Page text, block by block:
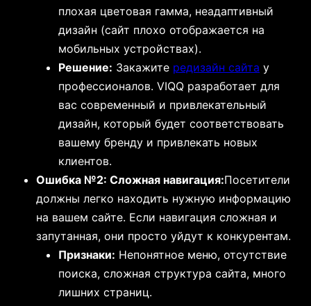
плохая цветовая гамма, неадаптивный
дизайн (сайт плохо отображается на
мобильных устройствах).
Решение: Закажите редизайн сайта у
профессионалов. VIQQ разработает для
вас современный и привлекательный
дизайн, который будет соответствовать
вашему бренду и привлекать новых
клиентов.
Ошибка №2: Сложная навигация:Посетители
должны легко находить нужную информацию
на вашем сайте. Если навигация сложная и
запутанная, они просто уйдут к конкурентам.
Признаки: Непонятное меню, отсутствие
поиска, сложная структура сайта, много
лишних страниц.